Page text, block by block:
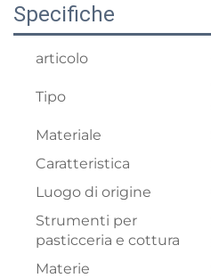
Specifiche
articolo
Tipo
Materiale
Caratteristica
Luogo di origine
Strumenti per
pasticceria e cottura
Materie